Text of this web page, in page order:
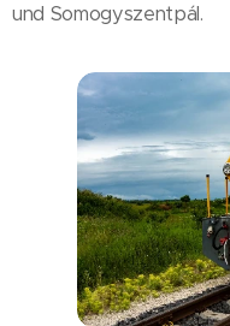
und Somogyszentpál.